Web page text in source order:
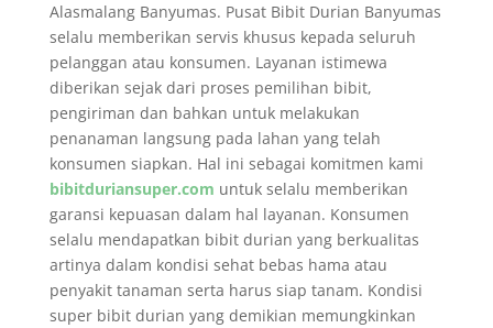
Alasmalang Banyumas. Pusat Bibit Durian Banyumas
selalu memberikan servis khusus kepada seluruh
pelanggan atau konsumen. Layanan istimewa
diberikan sejak dari proses pemilihan bibit,
pengiriman dan bahkan untuk melakukan
penanaman langsung pada lahan yang telah
konsumen siapkan. Hal ini sebagai komitmen kami
bibitduriansuper.com untuk selalu memberikan
garansi kepuasan dalam hal layanan. Konsumen
selalu mendapatkan bibit durian yang berkualitas
artinya dalam kondisi sehat bebas hama atau
penyakit tanaman serta harus siap tanam. Kondisi
super bibit durian yang demikian memungkinkan